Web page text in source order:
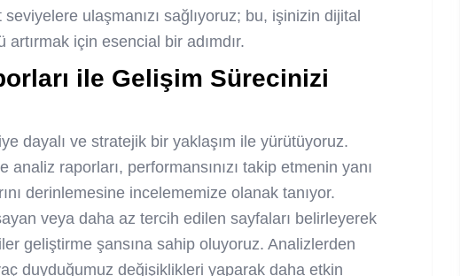
seviyelere ulaşmanızı sağlıyoruz; bu, işinizin dijital
için esencial bir adımdır.
ile Gelişim Sürecinizi
dayalı ve stratejik bir yaklaşım ile yürütüyoruz.
analiz raporları, performansınızı takip etmenin yanı
derinlemesine incelememize olanak tanıyor.
veya daha az tercih edilen sayfaları belirleyerek
geliştirme şansına sahip oluyoruz. Analizlerden
duyduğumuz değişiklikleri yaparak daha etkin